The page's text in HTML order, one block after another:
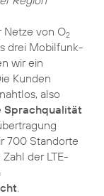
Netze von O2
drei Mobilfunk-
wir ein
Kunden
also
Sprachqualität
700 Standorte
der LTE-
.